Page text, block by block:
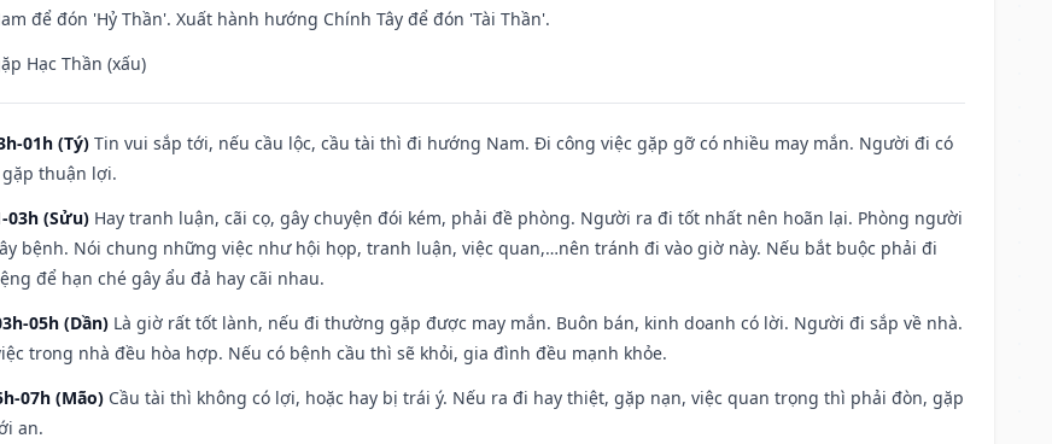
để đón 'Hỷ Thần'. Xuất hành hướng Chính Tây để đón 'Tài Thần'.
Hạc Thần (xấu)
01h (Tý) Tin vui sắp tới, nếu cầu lộc, cầu tài thì đi hướng Nam. Đi công việc gặp gỡ có nhiều may mắn. Người đi có
thuận lợi.
03h (Sửu) Hay tranh luận, cãi cọ, gây chuyện đói kém, phải đề phòng. Người ra đi tốt nhất nên hoãn lại. Phòng người
bệnh. Nói chung những việc như hội họp, tranh luận, việc quan,…nên tránh đi vào giờ này. Nếu bắt buộc phải đi
để hạn ché gây ẩu đả hay cãi nhau.
05h (Dần) Là giờ rất tốt lành, nếu đi thường gặp được may mắn. Buôn bán, kinh doanh có lời. Người đi sắp về nhà.
trong nhà đều hòa hợp. Nếu có bệnh cầu thì sẽ khỏi, gia đình đều mạnh khỏe.
07h (Mão) Cầu tài thì không có lợi, hoặc hay bị trái ý. Nếu ra đi hay thiệt, gặp nạn, việc quan trọng thì phải đòn, gặp
an.